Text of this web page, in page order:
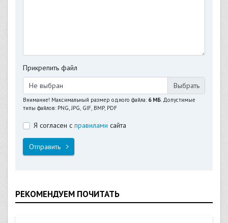
Прикрепить файл
Не выбран
Внимание! Максимальный размер одного файла: 6 МБ. Допустимые
типы файлов: PNG, JPG, GIF, BMP, PDF
Я согласен с правилами сайта
Отправить
РЕКОМЕНДУЕМ ПОЧИТАТЬ